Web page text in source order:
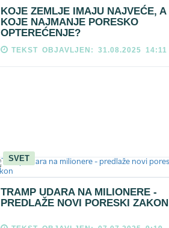
KOJE ZEMLJE IMAJU NAJVEĆE, A
KOJE NAJMANJE PORESKO
OPTEREĆENJE?
TEKST OBJAVLJEN: 31.08.2025 14:11
SVET
TRAMP UDARA NA MILIONERE -
PREDLAŽE NOVI PORESKI ZAKON